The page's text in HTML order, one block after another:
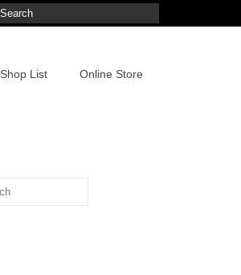
Shop List Online Store